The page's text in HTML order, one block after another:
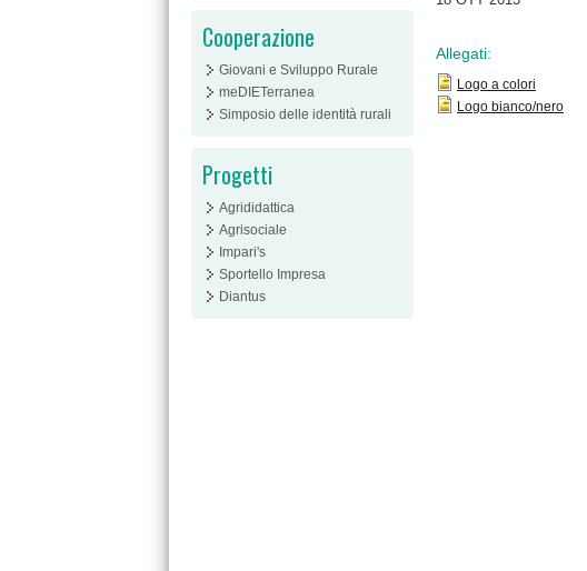
Cooperazione
Giovani e Sviluppo Rurale
meDIETerranea
Simposio delle identità rurali
Progetti
Agrididattica
Agrisociale
Impari's
Sportello Impresa
Diantus
Allegati:
Logo a colori
Logo bianco/nero